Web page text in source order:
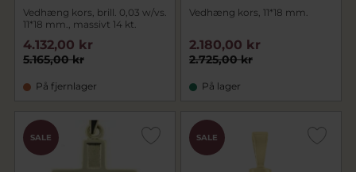
Vedhæng kors, brill. 0,03 w/vs.
11*18 mm., massivt 14 kt.
5.165,00 kr
4.132,00 kr
På fjernlager
Vedhæng kors, 11*18 mm.
2.725,00 kr
2.180,00 kr
På lager
SALE SALE